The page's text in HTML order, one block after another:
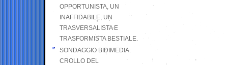
OPPORTUNISTA, UN
INAFFIDABILE, UN
TRASVERSALISTA E
TRASFORMISTA BESTIALE.
SONDAGGIO BIDIMEDIA:
CROLLO DEL